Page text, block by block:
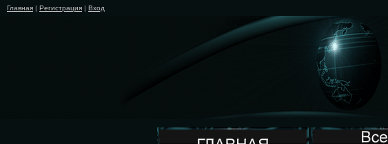
Главная | Регистрация | Вход